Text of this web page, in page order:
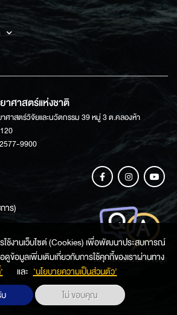
ศาสตร์แห่งชาติ
ศาสตร์วิจัยและนวัตกรรม 39 หมู่ 3 ต.คลองห้า
9900
าร)
ช่องทางการสอบถามข้อมูล
ใช้งานเว็บไซต์ (Cookies) เพื่อพัฒนาประสบการณ์
ข้อมูลเพิ่มเติมเกี่ยวกับการใช้คุกกี้ของเราผ่านทาง
และ ‘นโยบายความเป็นส่วนตัว'
ไม่ ขอบคุณ